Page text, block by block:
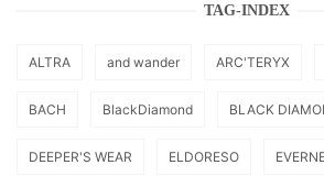
TAG-INDEX
ALTRA and wander ARC'TERYX
BACH BlackDiamond BLACK
DEEPER'S WEAR ELDORESO